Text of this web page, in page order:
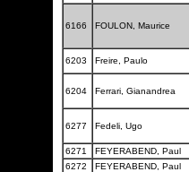
6166 FOULON, Maurice
6203 Freire, Paulo
6204 Ferrari, Gianandrea
6277 Fedeli, Ugo
6271 FEYERABEND, Paul
6272
FEYERABEND, Paul